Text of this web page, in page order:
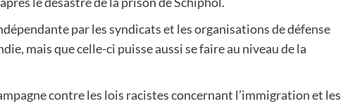
par les syndicats et les organisations de défense
mais que celle-ci puisse aussi se faire au niveau de la
contre les lois racistes concernant l’immigration et les